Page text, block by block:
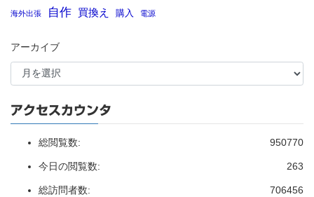
海外出張 自作 買換え 購入 電源
アーカイブ
アクセスカウンタ
950770
総閲覧数:
263
今日の閲覧数:
706456
総訪問者数: